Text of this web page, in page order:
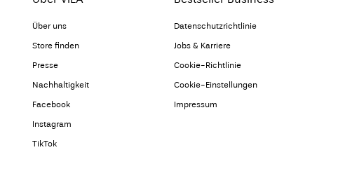
Über uns
Store finden
Presse
Nachhaltigkeit
Facebook
Instagram
TikTok
Datenschutzrichtlinie
Jobs & Karriere
Cookie-Richtlinie
Cookie-Einstellungen
Impressum